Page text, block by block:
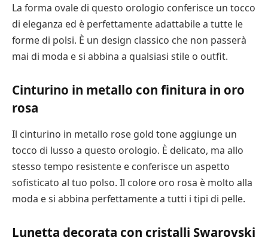
La forma ovale di questo orologio conferisce un tocco
di eleganza ed è perfettamente adattabile a tutte le
forme di polsi. È un design classico che non passerà
mai di moda e si abbina a qualsiasi stile o outfit.
Cinturino in metallo con finitura in oro
rosa
Il cinturino in metallo rose gold tone aggiunge un
tocco di lusso a questo orologio. È delicato, ma allo
stesso tempo resistente e conferisce un aspetto
sofisticato al tuo polso. Il colore oro rosa è molto alla
moda e si abbina perfettamente a tutti i tipi di pelle.
Lunetta decorata con cristalli Swarovski